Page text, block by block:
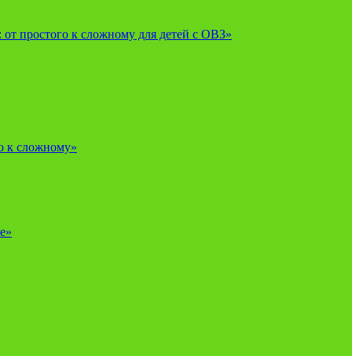
простого к сложному для детей с ОВЗ»
к сложному»